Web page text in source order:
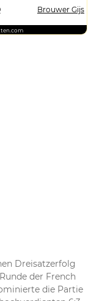
Brouwer Gijs
Dreisatzerfolg
der French
die Partie